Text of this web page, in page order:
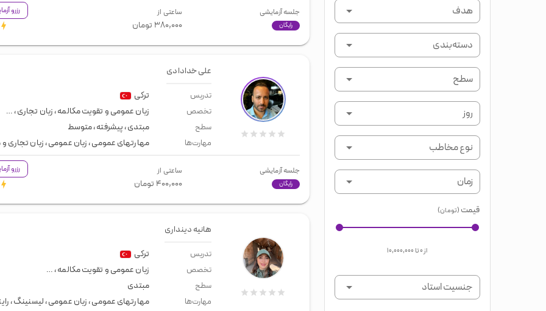
هدف
دسته‌بندی
سطح
روز
نوع مخاطب
زمان
قیمت (تومان)
از۰تا۱۰,۰۰۰,۰۰۰
جنسیت استاد
جلسه آزمایشی
رایگان
ساعتی از
۳۸۰,۰۰۰ تومان
رزرو
علی خدادادی
تدریس ترکی
تخصص زبان عمومی و تقویت مکالمه،زبان تجاری،
سطح مبتدی،پیشرفته،متوسط
مهارت‌ها مهارتهای عمومی،زبان عمومی،زبان تجاری
جلسه آزمایشی
رایگان
ساعتی از
۴۰۰,۰۰۰ تومان
رزرو
هانیه دینداری
تدریس ترکی
تخصص زبان عمومی و تقویت مکالمه،معلم خصوصی
سطح مبتدی
مهارت‌ها مهارتهای عمومی،زبان عمومی،لیسنینگ،